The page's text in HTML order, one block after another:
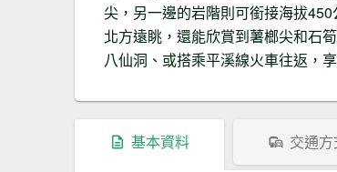
尖，另一邊的岩階則可銜接海拔
北方遠眺，還能欣賞到薯榔尖和石
八仙洞、或搭乘平溪線火車往返，
基本資料 交通